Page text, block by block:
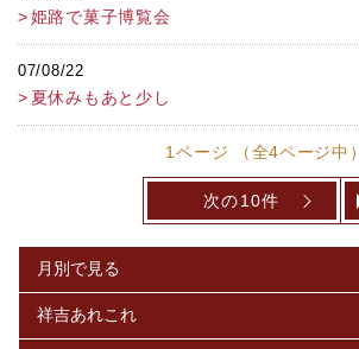
姫路で菓子博覧会
07/08/22
夏休みもあと少し
1ページ （全4ページ中）
次の10件